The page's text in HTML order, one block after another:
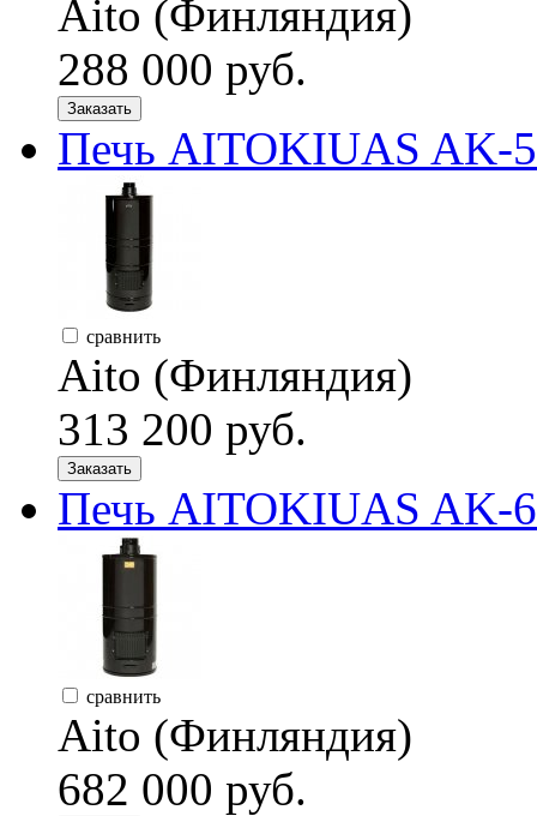
Aito (Финляндия)
288 000 руб.
Заказать
Печь AITOKIUAS AK-
сравнить
Aito (Финляндия)
313 200 руб.
Заказать
Печь AITOKIUAS AK-
сравнить
Aito (Финляндия)
682 000 руб.